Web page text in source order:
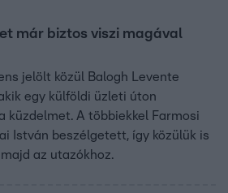
már biztos viszi magával
jelölt közül Balogh Levente
egy külföldi üzleti úton
küzdelmet. A többiekkel Farmosi
István beszélgetett, így közülük is
az utazókhoz.